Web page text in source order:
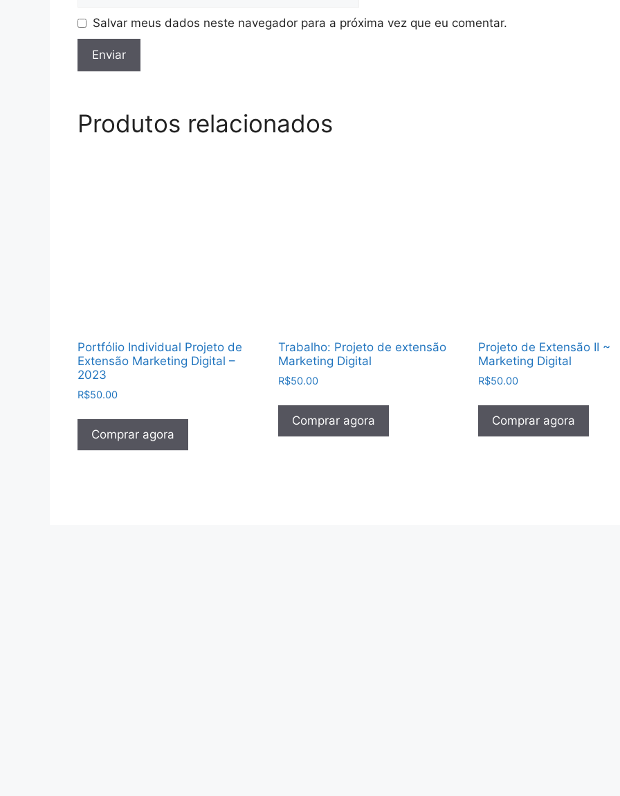
Salvar meus dados neste navegador para a próxima vez que eu comentar.
Produtos relacionados
Portfólio Individual Projeto de
Extensão Marketing Digital –
2023
R$50.00
Comprar agora
Trabalho: Projeto de extensão
Marketing Digital
R$50.00
Comprar agora
Projeto de Extensão II ~
Marketing Digital
R$50.00
Comprar agora